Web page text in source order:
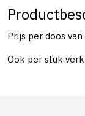
Prijs per doos
Ook per stuk